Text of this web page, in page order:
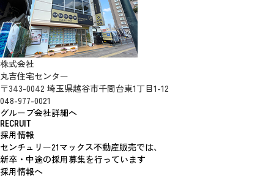
株式会社
丸吉住宅センター
〒343-0042 埼玉県越谷市千間台東1丁目1-12
048-977-0021
グループ会社詳細へ
RECRUIT
採用情報
センチュリー21マックス不動産販売では、
新卒・中途の採用募集を行っています
採用情報へ